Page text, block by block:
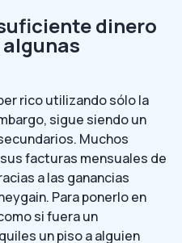
dinero
rico utilizando sólo la
sigue siendo un
Muchos
facturas mensuales de
a las ganancias
Para ponerlo en
si fuera un
un piso a alguien